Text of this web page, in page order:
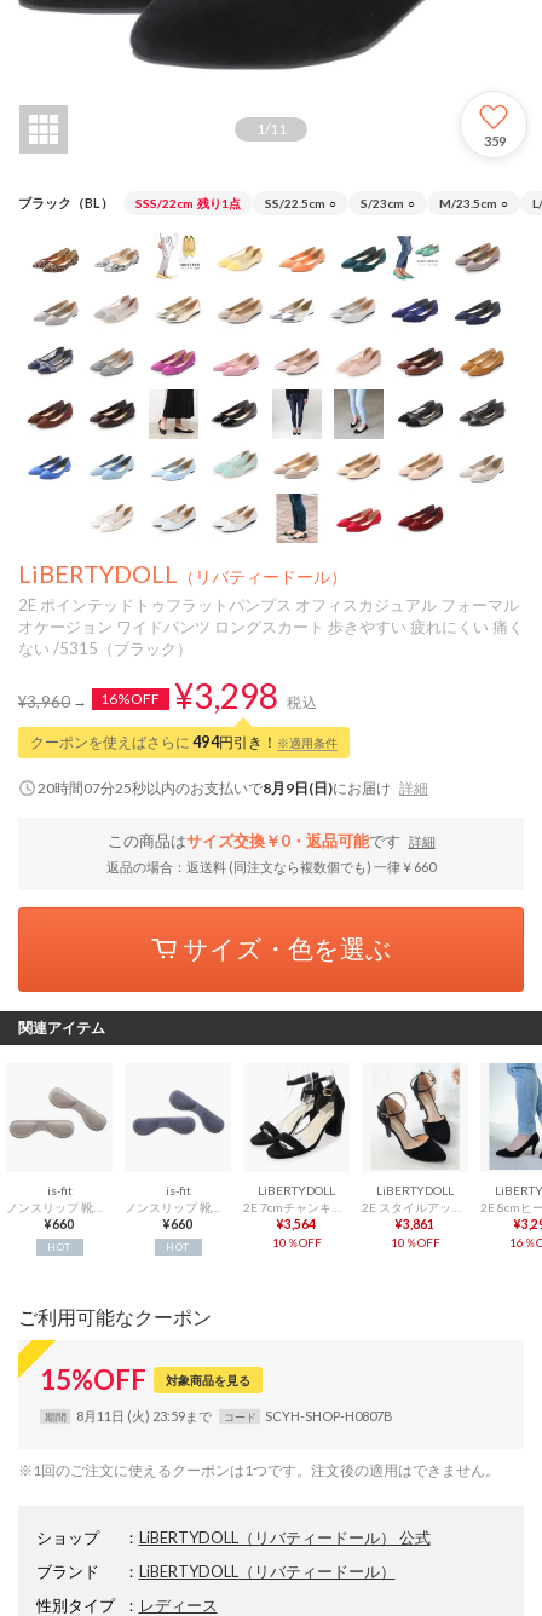
1 /11
359
ブラック（BL） SSS/22cm 残り1点 SS/22.5cm ○ S/23cm ○ M/23.5cm ○
LiBERTYDOLL （リバティードール）
2E ポインテッドトゥフラットパンプス オフィスカジュアル フォーマル
オケージョン ワイドパンツ ロングスカート 歩きやすい 疲れにくい 痛く
ない /5315（ブラック）
¥3,960 16%OFF ¥3,298 税込
クーポンを使えばさらに 494円引き！ ※適用条件
20時間07分24秒以内のお支払いで8月9日(日)にお届け 詳細
この商品はサイズ交換￥0・返品可能です
詳細
返品の場合：返送料 (同注文なら複数個でも) 一律￥660
サイズ・色を選ぶ
関連アイテム
is-fit
¥660
HOT
is-fit
¥660
HOT
LiBERTYDOLL
¥3,564
10％OFF
LiBERTYDOLL
¥3,861
10％OFF
16％
ご利用可能なクーポン
15%OFF 対象商品を見る
期間 8月11日 (火) 23:59まで コード SCYH-SHOP-H0807B
※1回のご注文に使えるクーポンは1つです。注文後の適用はできません。
ショップ ： LiBERTYDOLL（リバティードール） 公式
ブランド
： LiBERTYDOLL
（リバティードール）
性別タイプ
： レディース